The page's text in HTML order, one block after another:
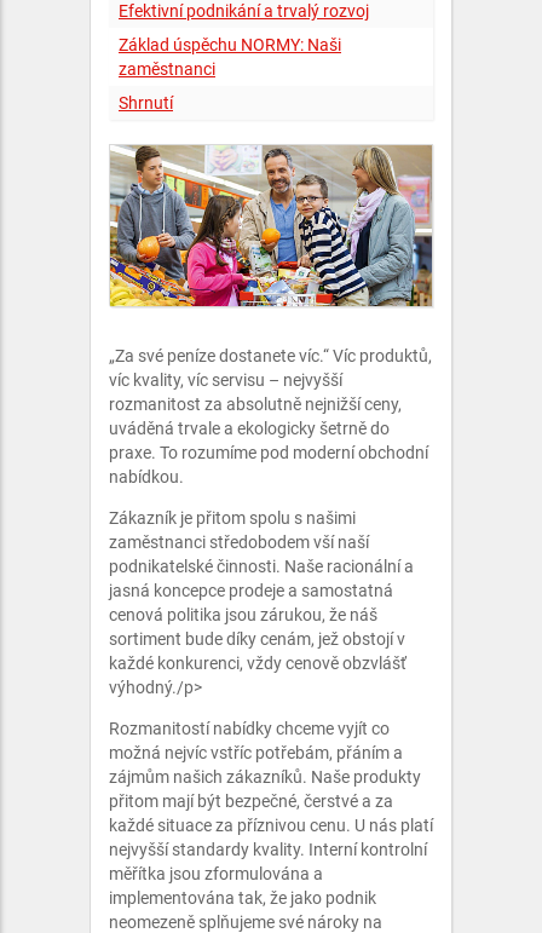
Efektivní podnikání a trvalý rozvoj
Základ úspěchu NORMY: Naši
zaměstnanci
Shrnutí
„Za své peníze dostanete víc.“ Víc produktů,
víc kvality, víc servisu – nejvyšší
rozmanitost za absolutně nejnižší ceny,
uváděná trvale a ekologicky šetrně do
praxe. To rozumíme pod moderní obchodní
nabídkou.
Zákazník je přitom spolu s našimi
zaměstnanci středobodem vší naší
podnikatelské činnosti. Naše racionální a
jasná koncepce prodeje a samostatná
cenová politika jsou zárukou, že náš
sortiment bude díky cenám, jež obstojí v
každé konkurenci, vždy cenově obzvlášť
výhodný./p>
Rozmanitostí nabídky chceme vyjít co
možná nejvíc vstříc potřebám, přáním a
zájmům našich zákazníků. Naše produkty
přitom mají být bezpečné, čerstvé a za
každé situace za příznivou cenu. U nás platí
nejvyšší standardy kvality. Interní kontrolní
měřítka jsou zformulována a
implementována tak, že jako podnik
neomezeně splňujeme své nároky na